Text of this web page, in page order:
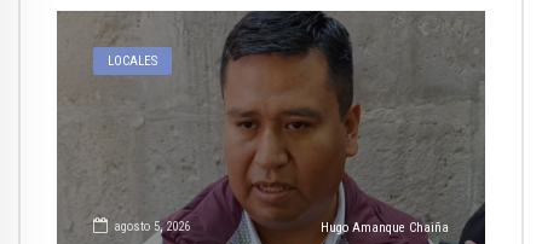
LOCALES
agosto 5, 2026 Hugo Amanque Chaiña